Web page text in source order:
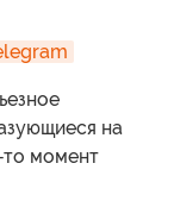
на
то момент